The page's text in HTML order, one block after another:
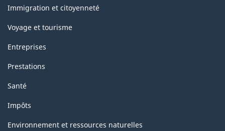
sujets
Immigration et citoyenneté
Voyage et tourisme
Entreprises
Prestations
Santé
Impôts
Environnement et ressources naturelles